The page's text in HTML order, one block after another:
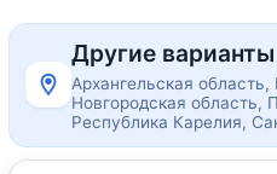
Другие
Архангельская
Новгородская область,
Республика Карелия,